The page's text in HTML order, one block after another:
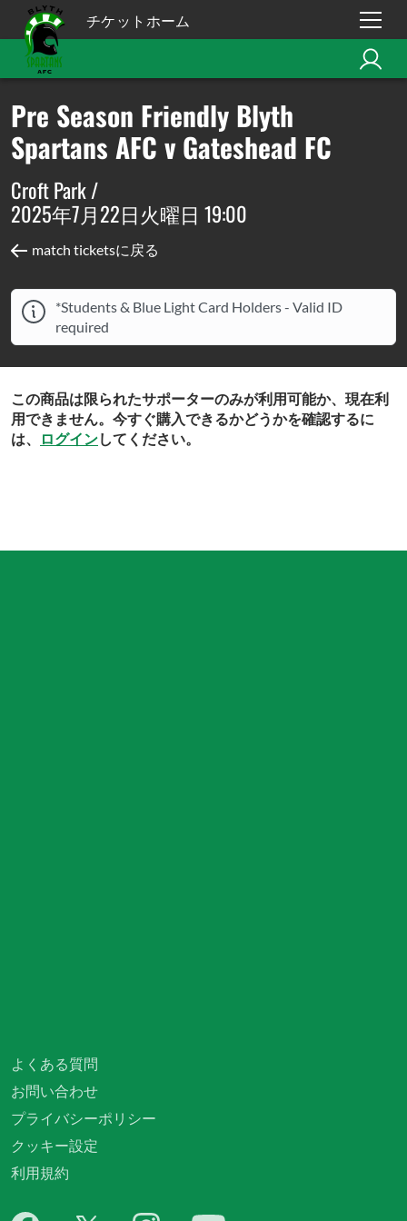
チケットホーム
Pre Season Friendly Blyth
Spartans AFC v Gateshead FC
Croft Park /
2025年7月22日火曜日 19:00
match ticketsに戻る
*Students & Blue Light Card Holders - Valid ID
required
この商品は限られたサポーターのみが利用可能か、現在利
用できません。今すぐ購入できるかどうかを確認するに
は、
ログインしてください。
よくある質問
お問い合わせ
プライバシーポリシー
クッキー設定
利用規約